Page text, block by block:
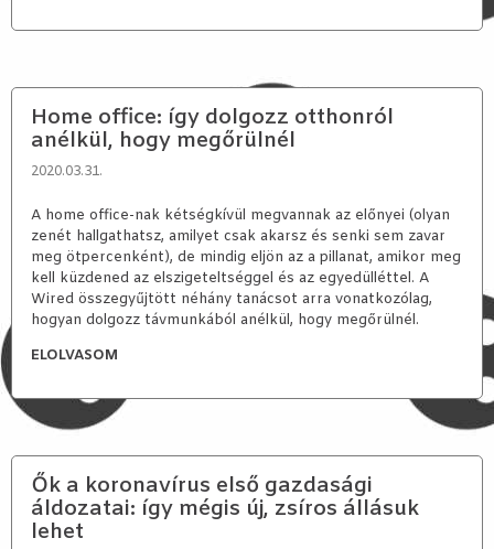
Home office: így dolgozz otthonról
anélkül, hogy megőrülnél
2020.03.31.
A home office-nak kétségkívül megvannak az előnyei (olyan
zenét hallgathatsz, amilyet csak akarsz és senki sem zavar
meg ötpercenként), de mindig eljön az a pillanat, amikor meg
kell küzdened az elszigeteltséggel és az egyedülléttel. A
Wired összegyűjtött néhány tanácsot arra vonatkozólag,
hogyan dolgozz távmunkából anélkül, hogy megőrülnél.
ELOLVASOM
Ők a koronavírus első gazdasági
áldozatai: így mégis új, zsíros állásuk
lehet